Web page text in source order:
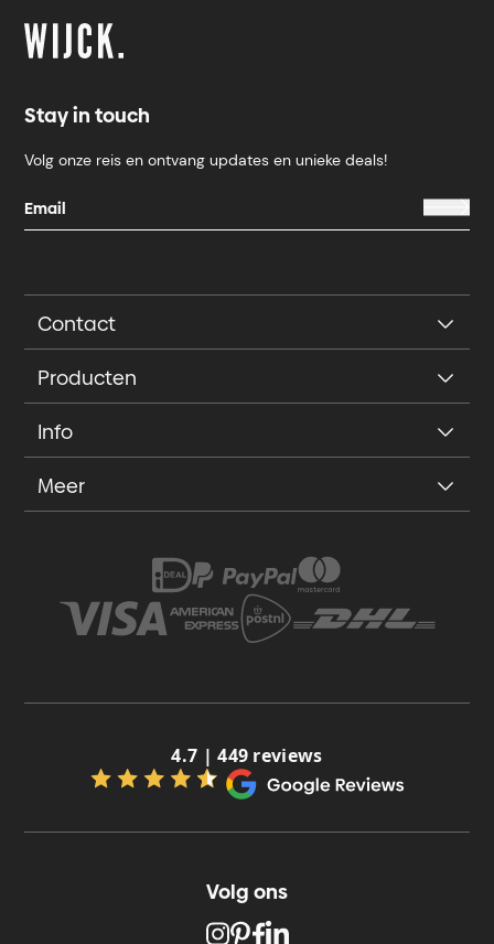
Stay in touch
Volg onze reis en ontvang updates en unieke deals!
Contact
Producten
Info
Meer
4.7 | 449 reviews
Volg ons